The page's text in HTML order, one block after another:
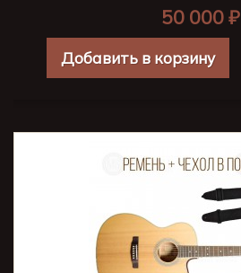
50 000 ₽
Добавить в корзину